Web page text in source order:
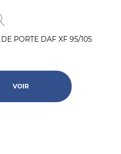
PORTE DAF XF 95/105
VOIR